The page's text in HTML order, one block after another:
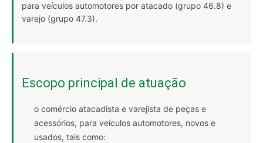
para veículos automotores por atacado (grupo 46.8) e
varejo (grupo 47.3).
Escopo principal de atuação
o comércio atacadista e varejista de peças e
acessórios, para veículos automotores, novos e
usados, tais como: